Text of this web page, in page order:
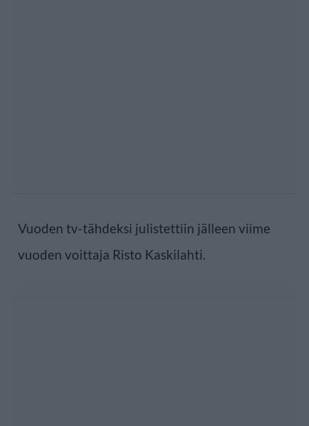
Vuoden tv-tähdeksi julistettiin jälleen viime
vuoden voittaja Risto Kaskilahti.